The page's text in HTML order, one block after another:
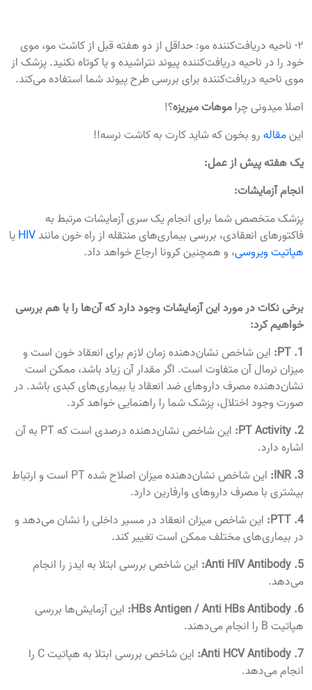
۲- ناحیه دریافت‌کننده مو: حداقل از دو هفته قبل از کاشت مو، موی
خود را در ناحیه دریافت‌کننده پیوند نتراشیده و یا کوتاه نکنید. پزشک از
موی ناحیه دریافت‌کننده برای بررسی طرح پیوند شما استفاده می‌کند.
اصلا میدونی چراموهات میریزه؟!
اینمقالهرو بخون که شاید کارت به کاشت نرسه!!
یک هفته پیش از عمل:
انجام آزمایشات:
پزشک متخصص شما برای انجام یک سری آزمایشات مرتبط به
فاکتورهای انعقادی، بررسی بیماری‌های منتقله از راه خون مانندHIVیا
هپاتیت ویروسی، و همچنین کرونا ارجاع خواهد داد.
برخی نکات در مورد این آزمایشات وجود دارد که آن‌ها را با هم بررسی
خواهیم کرد:
1. PT:
این شاخص نشان‌دهنده زمان لازم برای انعقاد خون است و
میزان نرمال آن متفاوت است. اگر مقدار آن زیاد باشد، ممکن است
نشان‌دهنده مصرف داروهای ضد انعقاد یا بیماری‌های کبدی باشد. در
صورت وجود اختلال، پزشک شما را راهنمایی خواهد کرد.
2. PT Activity:
این شاخص نشان‌دهنده درصدی است که PT به آن
اشاره دارد.
3. INR:
این شاخص نشان‌دهنده میزان اصلاح شده PT است و ارتباط
بیشتری با مصرف داروهای وارفارین دارد.
4. PTT:
این شاخص میزان انعقاد در مسیر داخلی را نشان می‌دهد و
در بیماری‌های مختلف ممکن است تغییر کند.
5. Anti HIV Antibody:
این شاخص بررسی ابتلا به ایدز را انجام
می‌دهد.
6. HBs Antigen / Anti HBs Antibody:
این آزمایش‌ها بررسی
هپاتیت B را انجام می‌دهند.
7. Anti HCV Antibody:
این شاخص بررسی ابتلا به هپاتیت C را
انجام می‌دهد.